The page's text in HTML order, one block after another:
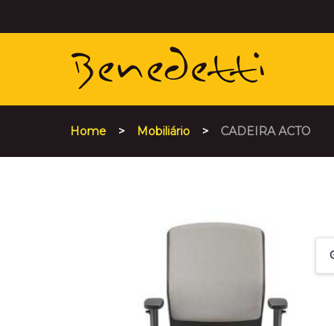
Home > Mobiliário > CADEIRA ACTO